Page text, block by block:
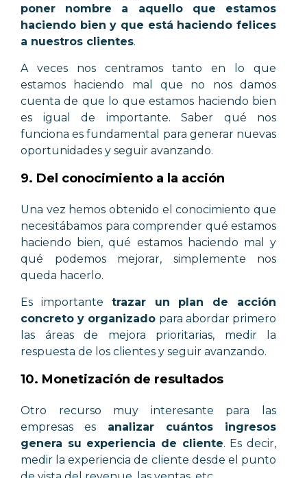
poner nombre a aquello que estamos
haciendo bien y que está haciendo felices
a nuestros clientes.
A veces nos centramos tanto en lo que
estamos haciendo mal que no nos damos
cuenta de que lo que estamos haciendo bien
es igual de importante. Saber qué nos
funciona es fundamental para generar nuevas
oportunidades y seguir avanzando.
9. Del conocimiento a la acción
Una vez hemos obtenido el conocimiento que
necesitábamos para comprender qué estamos
haciendo bien, qué estamos haciendo mal y
qué podemos mejorar, simplemente nos
queda hacerlo.
Es importante trazar un plan de acción
concreto y organizado para abordar primero
las áreas de mejora prioritarias, medir la
respuesta de los clientes y seguir avanzando.
10. Monetización de resultados
Otro recurso muy interesante para las
empresas es analizar cuántos ingresos
genera su experiencia de cliente. Es decir,
medir la experiencia de cliente desde el punto